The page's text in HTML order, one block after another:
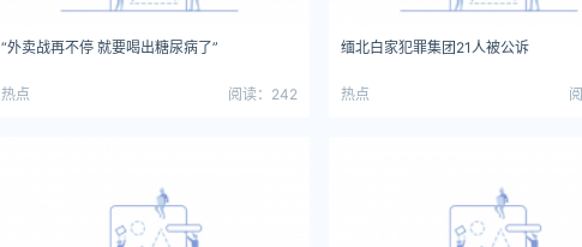
“外卖战再不停 就要喝出糖尿病了”
热点 阅读：242
缅北白家犯罪集团21人被公诉
热点